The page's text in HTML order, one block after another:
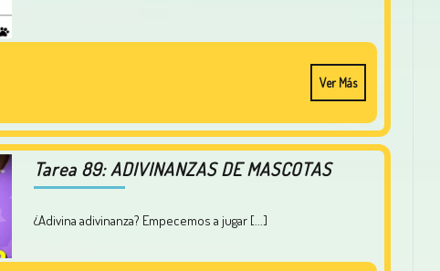
Ver Más
Tarea 89: ADIVINANZAS DE MASCOTAS
¿Adivina adivinanza? Empecemos a jugar [...]